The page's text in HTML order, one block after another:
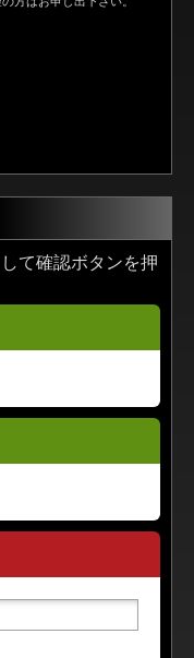
て確認ボタンを押